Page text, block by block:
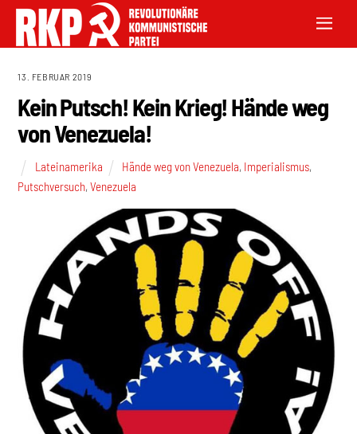
13. FEBRUAR 2019
Kein Putsch! Kein Krieg! Hände weg
von Venezuela!
Lateinamerika Hände weg von Venezuela, Imperialismus,
Putschversuch,Venezuela